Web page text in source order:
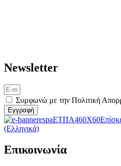
Newsletter
Συμφωνώ με την Πολιτική
Eγγραφή
(Ελληνικά)
Επικοινωνία